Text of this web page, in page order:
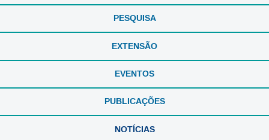
PESQUISA
EXTENSÃO
EVENTOS
PUBLICAÇÕES
NOTÍCIAS